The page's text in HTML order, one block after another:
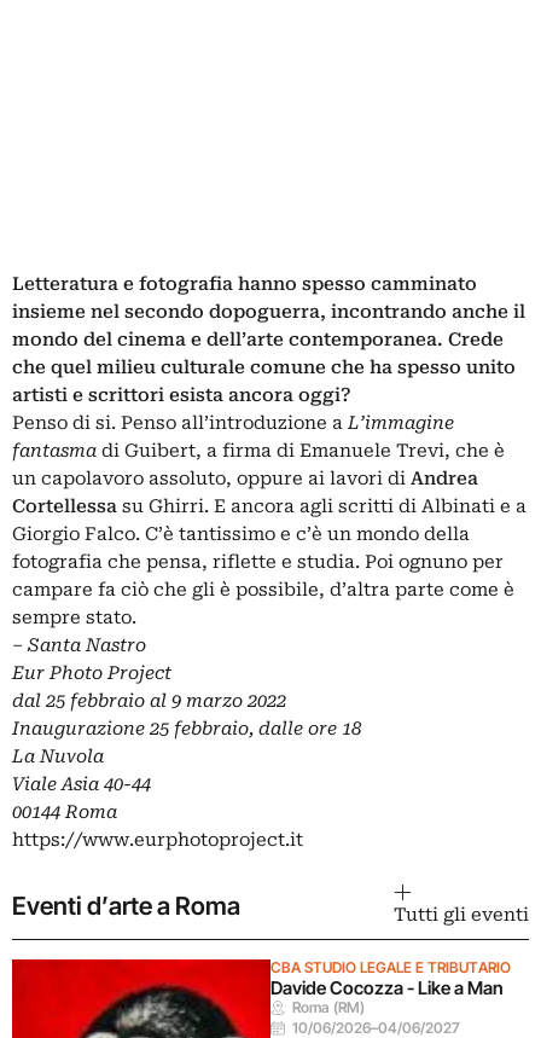
Letteratura e fotografia hanno spesso camminato
insieme nel secondo dopoguerra, incontrando anche il
mondo del cinema e dell’arte contemporanea. Crede
che quel milieu culturale comune che ha spesso unito
artisti e scrittori esista ancora oggi?
Penso di si. Penso all’introduzione aL’immagine
fantasma di Guibert, a firma di Emanuele Trevi, che è
un capolavoro assoluto, oppure ai lavori di Andrea
Cortellessa su Ghirri. E ancora agli scritti di Albinati e a
Giorgio Falco. C’è tantissimo e c’è un mondo della
fotografia che pensa, riflette e studia. Poi ognuno per
campare fa ciò che gli è possibile, d’altra parte come è
sempre stato.
– Santa Nastro
Eur Photo Project
dal 25 febbraio al 9 marzo 2022
Inaugurazione 25 febbraio, dalle ore 18
La Nuvola
Viale Asia 40-44
00144 Roma
https://www.eurphotoproject.it
Eventi d’arte a Roma Tutti gli eventi
CBA STUDIO LEGALE E TRIBUTARIO
Davide Cocozza - Like a Man
Roma (RM)
10/06/2026–04/06/2027